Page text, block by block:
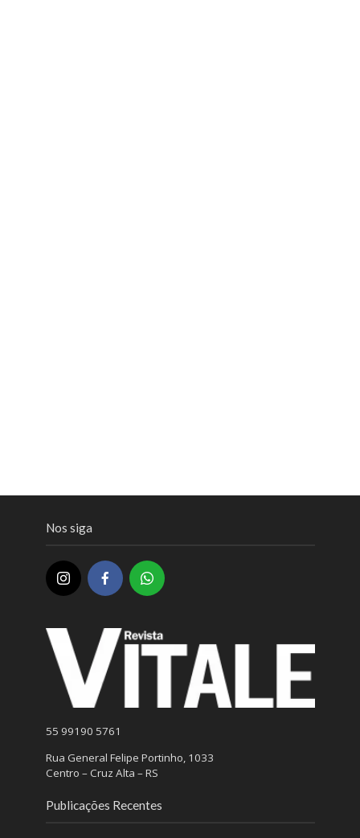
Nos siga
55 99190 5761
Rua General Felipe Portinho, 1033
Centro – Cruz Alta – RS
Publicações Recentes